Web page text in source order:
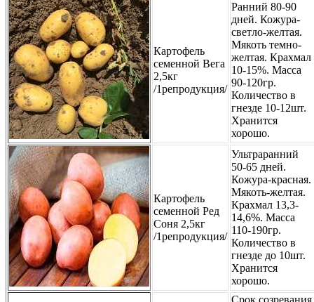
Картофель
семенной Вега
2,5кг
/1репродукция/
Ранний 80-90
дней. Кожура-
светло-желтая.
Мякоть темно-
желтая. Крахмал
10-15%. Масса
90-120гр.
Количество в
гнезде 10-12шт.
Хранится
хорошо.
Картофель
семенной Ред
Соня 2,5кг
/1репродукция/
Ультраранний
50-65 дней.
Кожура-красная.
Мякоть-желтая.
Крахмал 13,3-
14,6%. Масса
110-190гр.
Количество в
гнезде до 10шт.
Хранится
хорошо.